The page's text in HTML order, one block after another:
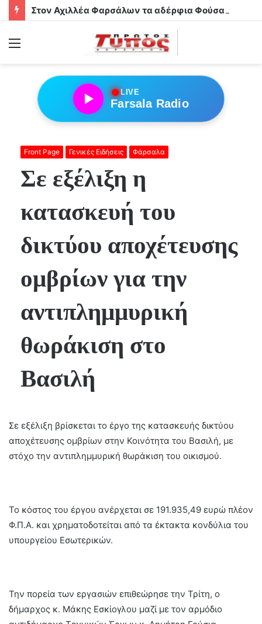
Στον Αχιλλέα Φαρσάλων τα αδέρφια Φούσα!
Menu
●LIVE
Farsala Radio
Front Page Γενικές Ειδήσεις Φάρσαλα
Σε εξέλιξη η
κατασκευή του
δικτύου αποχέτευσης
ομβρίων για την
αντιπλημμυρική
θωράκιση στο
Βασιλή
Σε εξέλιξη βρίσκεται το έργο της κατασκευής δικτύου
αποχέτευσης ομβρίων στην Κοινότητα του Βασιλή, με
στόχο την αντιπλημμυρική θωράκιση του οικισμού.
Το κόστος του έργου ανέρχεται σε 191.935,49 ευρώ πλέον
Φ.Π.Α. και χρηματοδοτείται από τα έκτακτα κονδύλια του
υπουργείου Εσωτερικών.
Την πορεία των εργασιών επιθεώρησε την Τρίτη, ο
δήμαρχος κ. Μάκης Εσκίογλου μαζί με τον αρμόδιο